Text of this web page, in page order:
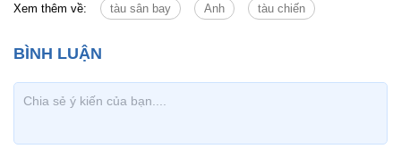
Xem thêm về: tàu sân bay Anh tàu chiến